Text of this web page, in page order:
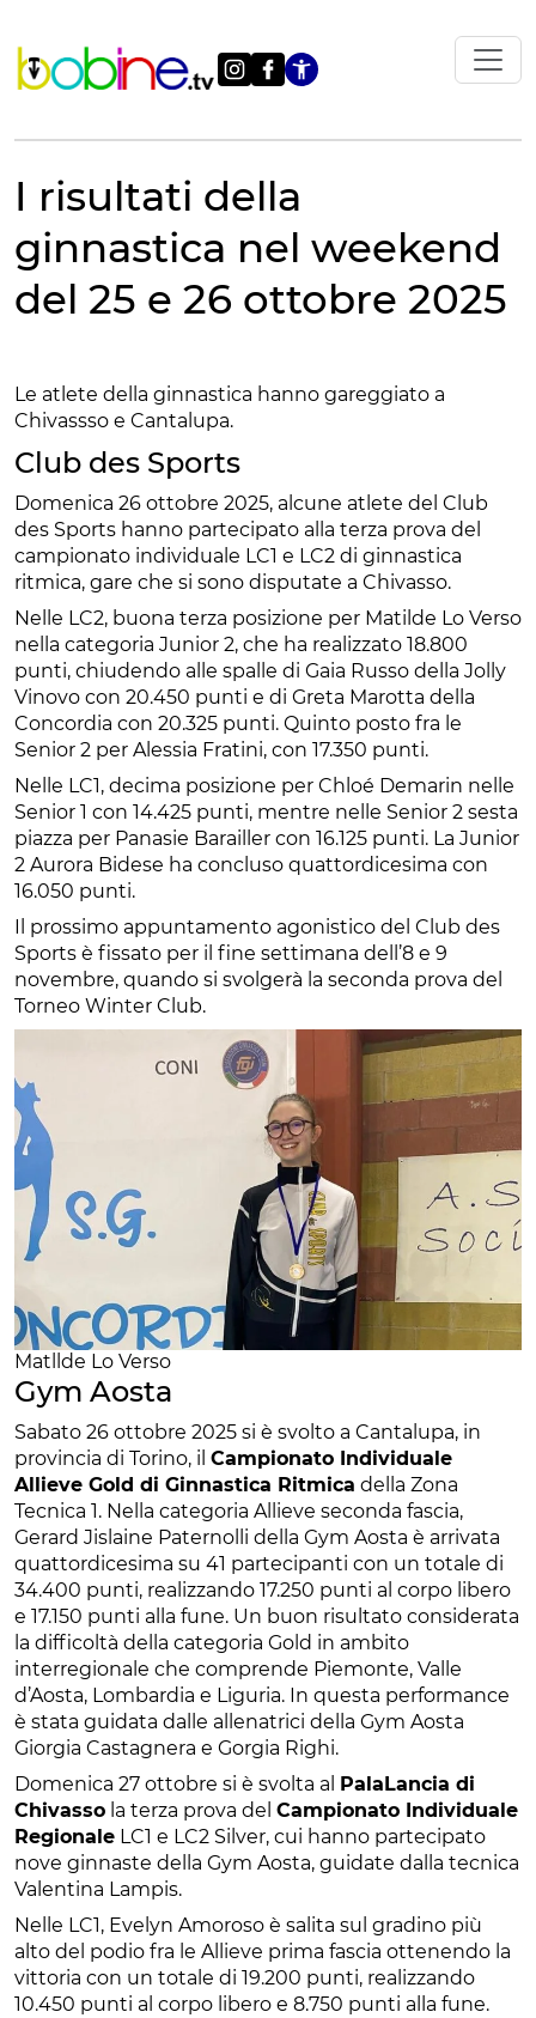
contenuto
Apri le
I risultati della
ginnastica nel weekend
del 25 e 26 ottobre 2025
Le atlete della ginnastica hanno gareggiato a
Chivassso e Cantalupa.
Club des Sports
Domenica 26 ottobre 2025, alcune atlete del Club
des Sports hanno partecipato alla terza prova del
campionato individuale LC1 e LC2 di ginnastica
ritmica, gare che si sono disputate a Chivasso.
Nelle LC2, buona terza posizione per Matilde Lo Verso
nella categoria Junior 2, che ha realizzato 18.800
punti, chiudendo alle spalle di Gaia Russo della Jolly
Vinovo con 20.450 punti e di Greta Marotta della
Concordia con 20.325 punti. Quinto posto fra le
Senior 2 per Alessia Fratini, con 17.350 punti.
Nelle LC1, decima posizione per Chloé Demarin nelle
Senior 1 con 14.425 punti, mentre nelle Senior 2 sesta
piazza per Panasie Barailler con 16.125 punti. La Junior
2 Aurora Bidese ha concluso quattordicesima con
16.050 punti.
Il prossimo appuntamento agonistico del Club des
Sports è fissato per il fine settimana dell’8 e 9
novembre, quando si svolgerà la seconda prova del
Torneo Winter Club.
Matllde Lo Verso
Gym Aosta
Sabato 26 ottobre 2025 si è svolto a Cantalupa, in
provincia di Torino, il Campionato Individuale
Allieve Gold di Ginnastica Ritmica della Zona
Tecnica 1. Nella categoria Allieve seconda fascia,
Gerard Jislaine Paternolli della Gym Aosta è arrivata
quattordicesima su 41 partecipanti con un totale di
34.400 punti, realizzando 17.250 punti al corpo libero
e 17.150 punti alla fune. Un buon risultato considerata
la difficoltà della categoria Gold in ambito
interregionale che comprende Piemonte, Valle
d’Aosta, Lombardia e Liguria. In questa performance
è stata guidata dalle allenatrici della Gym Aosta
Giorgia Castagnera e Gorgia Righi.
Domenica 27 ottobre si è svolta al PalaLancia di
Chivasso la terza prova del Campionato Individuale
Regionale LC1 e LC2 Silver, cui hanno partecipato
nove ginnaste della Gym Aosta, guidate dalla tecnica
Valentina Lampis.
Nelle LC1, Evelyn Amoroso è salita sul gradino più
alto del podio fra le Allieve prima fascia ottenendo la
vittoria con un totale di 19.200 punti, realizzando
10.450 punti al corpo libero e 8.750 punti alla fune.